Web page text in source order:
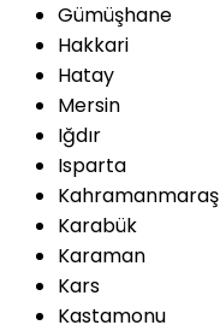
Gümüşhane
Hakkari
Hatay
Mersin
Iğdır
Isparta
Kahramanmaraş
Karabük
Karaman
Kars
Kastamonu